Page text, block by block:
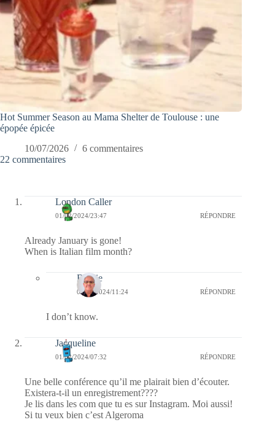
Hot Summer Season au Mama Shelter de Toulouse : une
épopée épicée
10/07/2026
6 commentaires
22 commentaires
London Caller
01/02/2024/23:47 RÉPONDRE
Already January is gone!
When is Italian film month?
Bernie
02/02/2024/11:24 RÉPONDRE
I don’t know.
Jacqueline
01/02/2024/07:32 RÉPONDRE
Une belle conférence qu’il me plairait bien d’écouter.
Existera-t-il un enregistrement????
Je lis dans les com que tu es sur Instagram. Moi aussi!
Si tu veux bien c’est Algeroma